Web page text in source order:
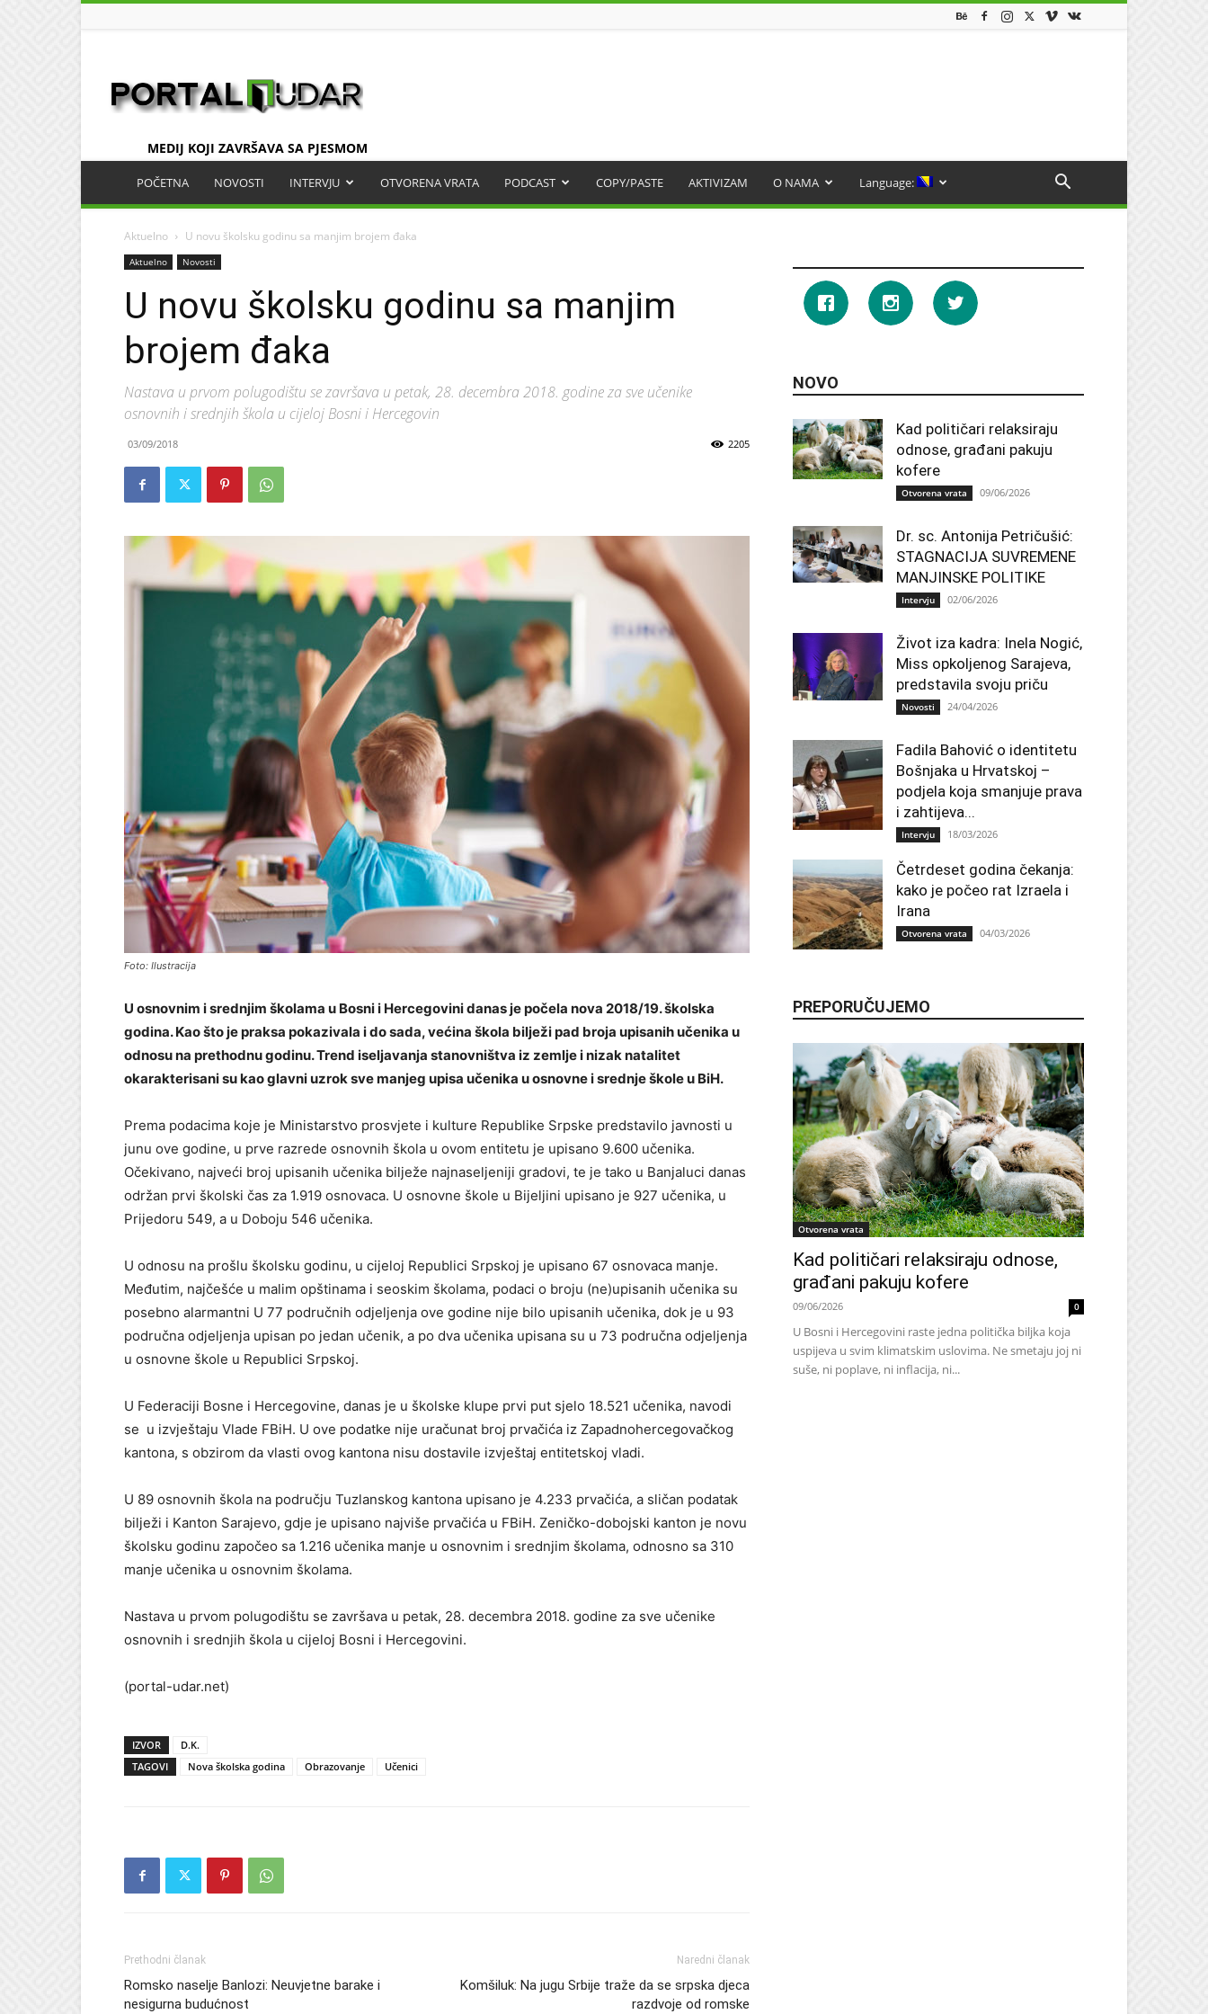
MEDIJ KOJI ZAVRŠAVA SA PJESMOM
POČETNA NOVOSTI INTERVJU OTVORENA VRATA PODCAST COPY/PASTE AKTIVIZAM O NAMA Language:
Aktuelno U novu školsku godinu sa manjim brojem đaka
Aktuelno Novosti
U novu školsku godinu sa manjim
brojem đaka
Nastava u prvom polugodištu se završava u petak, 28. decembra 2018. godine za sve učenike
osnovnih i srednjih škola u cijeloj Bosni i Hercegovin
03/09/2018 2205
Foto: Ilustracija
U osnovnim i srednjim školama u Bosni i Hercegovini danas je počela nova 2018/19. školska
godina. Kao što je praksa pokazivala i do sada, većina škola bilježi pad broja upisanih učenika u
odnosu na prethodnu godinu. Trend iseljavanja stanovništva iz zemlje i nizak natalitet
okarakterisani su kao glavni uzrok sve manjeg upisa učenika u osnovne i srednje škole u BiH.
Prema podacima koje je Ministarstvo prosvjete i kulture Republike Srpske predstavilo javnosti u
junu ove godine, u prve razrede osnovnih škola u ovom entitetu je upisano 9.600 učenika.
Očekivano, najveći broj upisanih učenika bilježe najnaseljeniji gradovi, te je tako u Banjaluci danas
održan prvi školski čas za 1.919 osnovaca. U osnovne škole u Bijeljini upisano je 927 učenika, u
Prijedoru 549, a u Doboju 546 učenika.
U odnosu na prošlu školsku godinu, u cijeloj Republici Srpskoj je upisano 67 osnovaca manje.
Međutim, najčešće u malim opštinama i seoskim školama, podaci o broju (ne)upisanih učenika su
posebno alarmantni U 77 područnih odjeljenja ove godine nije bilo upisanih učenika, dok je u 93
područna odjeljenja upisan po jedan učenik, a po dva učenika upisana su u 73 područna odjeljenja
u osnovne škole u Republici Srpskoj.
U Federaciji Bosne i Hercegovine, danas je u školske klupe prvi put sjelo 18.521 učenika, navodi
se u izvještaju Vlade FBiH. U ove podatke nije uračunat broj prvačića iz Zapadnohercegovačkog
kantona, s obzirom da vlasti ovog kantona nisu dostavile izvještaj entitetskoj vladi.
U 89 osnovnih škola na području Tuzlanskog kantona upisano je 4.233 prvačića, a sličan podatak
bilježi i Kanton Sarajevo, gdje je upisano najviše prvačića u FBiH. Zeničko-dobojski kanton je novu
školsku godinu započeo sa 1.216 učenika manje u osnovnim i srednjim školama, odnosno sa 310
manje učenika u osnovnim školama.
Nastava u prvom polugodištu se završava u petak, 28. decembra 2018. godine za sve učenike
osnovnih i srednjih škola u cijeloj Bosni i Hercegovini.
(portal-udar.net)
IZVOR
D.K.
TAGOVI
Nova školska godina Obrazovanje Učenici
Prethodni članak
Romsko naselje Banlozi: Neuvjetne barake i
nesigurna budućnost
Naredni članak
Komšiluk: Na jugu Srbije traže da se srpska djeca
razdvoje od romske
NOVO
Kad političari relaksiraju
odnose, građani pakuju
kofere
Otvorena vrata 09/06/2026
Dr. sc. Antonija Petričušić:
STAGNACIJA SUVREMENE
MANJINSKE POLITIKE
Intervju 02/06/2026
Život iza kadra: Inela Nogić,
Miss opkoljenog Sarajeva,
predstavila svoju priču
Novosti 24/04/2026
Fadila Bahović o identitetu
Bošnjaka u Hrvatskoj –
podjela koja smanjuje prava
i zahtijeva...
Intervju 18/03/2026
Četrdeset godina čekanja:
kako je počeo rat Izraela i
Irana
Otvorena vrata 04/03/2026
PREPORUČUJEMO
Otvorena vrata
Kad političari relaksiraju odnose,
građani pakuju kofere
09/06/2026 0
U Bosni i Hercegovini raste jedna politička biljka koja
uspijeva u svim klimatskim uslovima. Ne smetaju joj ni
suše, ni poplave, ni inflacija, ni...